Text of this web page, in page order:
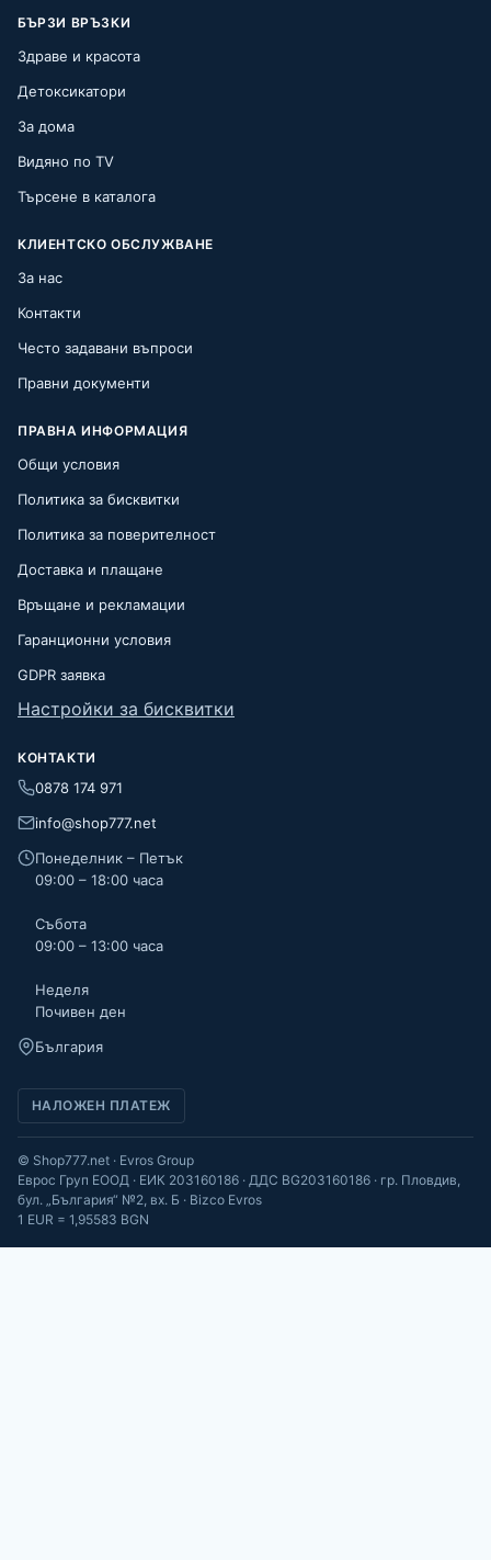
БЪРЗИ ВРЪЗКИ
Здраве и красота
Детоксикатори
За дома
Видяно по TV
Търсене в каталога
КЛИЕНТСКО ОБСЛУЖВАНЕ
За нас
Контакти
Често задавани въпроси
Правни документи
ПРАВНА ИНФОРМАЦИЯ
Общи условия
Политика за бисквитки
Политика за поверителност
Доставка и плащане
Връщане и рекламации
Гаранционни условия
GDPR заявка
Настройки за бисквитки
КОНТАКТИ
0878 174 971
info@shop777.net
Понеделник – Петък
09:00 – 18:00 часа
Събота
09:00 – 13:00 часа
Неделя
Почивен ден
България
НАЛОЖЕН ПЛАТЕЖ
© Shop777.net · Evros Group
Еврос Груп ЕООД · ЕИК 203160186 · ДДС BG203160186 · гр. Пловдив,
бул. „България“ №2, вх. Б · Bizco Evros
1 EUR = 1,95583 BGN